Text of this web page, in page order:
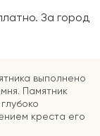
За город
выполнено
Памятник
креста его